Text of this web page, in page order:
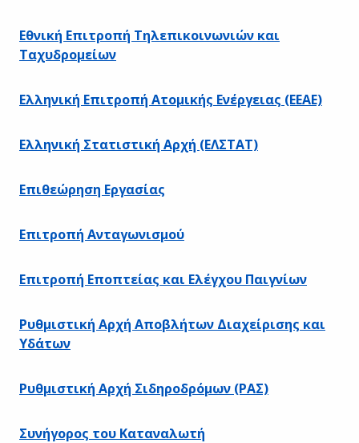
Εθνική Επιτροπή Τηλεπικοινωνιών και
Ταχυδρομείων
Ελληνική Επιτροπή Ατομικής Ενέργειας (ΕΕΑΕ)
Ελληνική Στατιστική Αρχή (ΕΛΣΤΑΤ)
Επιθεώρηση Εργασίας
Επιτροπή Ανταγωνισμού
Επιτροπή Εποπτείας και Ελέγχου Παιγνίων
Ρυθμιστική Αρχή Αποβλήτων Διαχείρισης και
Υδάτων
Ρυθμιστική Αρχή Σιδηροδρόμων (ΡΑΣ)
Συνήγορος του Καταναλωτή